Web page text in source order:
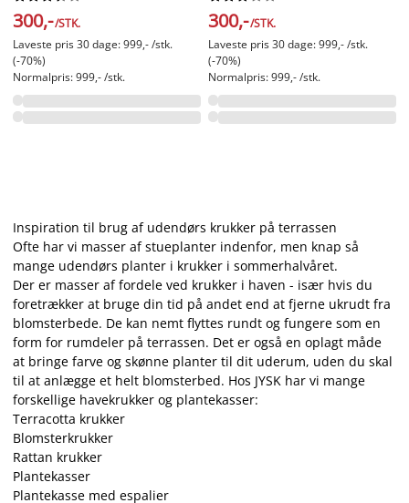
300,-/STK.
Laveste pris 30 dage: 999,- /stk.
(-70%)
Normalpris: 999,- /stk.
300,-/STK.
Laveste pris 30 dage: 999,- /stk.
(-70%)
Normalpris: 999,- /stk.
Inspiration til brug af udendørs krukker på terrassen
Ofte har vi masser af stueplanter indenfor, men knap så
mange udendørs planter i krukker i sommerhalvåret.
Der er masser af fordele ved krukker i haven - især hvis du
foretrækker at bruge din tid på andet end at fjerne ukrudt fra
blomsterbede. De kan nemt flyttes rundt og fungere som en
form for rumdeler på terrassen. Det er også en oplagt måde
at bringe farve og skønne planter til dit uderum, uden du skal
til at anlægge et helt blomsterbed. Hos JYSK har vi mange
forskellige havekrukker og plantekasser:
Terracotta krukker
Blomsterkrukker
Rattan krukker
Plantekasser
Plantekasse med espalier